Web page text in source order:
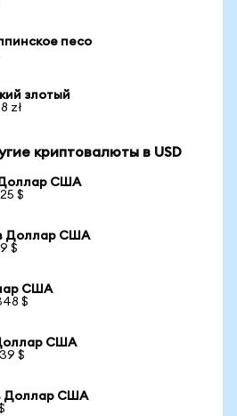
песо
злотый
zł
криптовалюты в USD
Доллар США
$
Доллар США
$
США
$
США
$
Доллар США